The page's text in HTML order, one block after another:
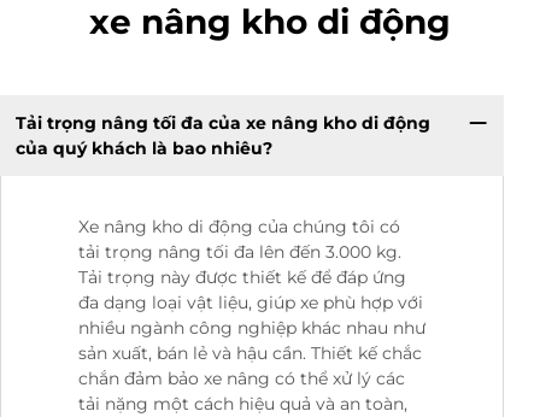
xe nâng kho di động
Tải trọng nâng tối đa của xe nâng kho di động
của quý khách là bao nhiêu?
Xe nâng kho di động của chúng tôi có
tải trọng nâng tối đa lên đến 3.000 kg.
Tải trọng này được thiết kế để đáp ứng
đa dạng loại vật liệu, giúp xe phù hợp với
nhiều ngành công nghiệp khác nhau như
sản xuất, bán lẻ và hậu cần. Thiết kế chắc
chắn đảm bảo xe nâng có thể xử lý các
tải nặng một cách hiệu quả và an toàn,